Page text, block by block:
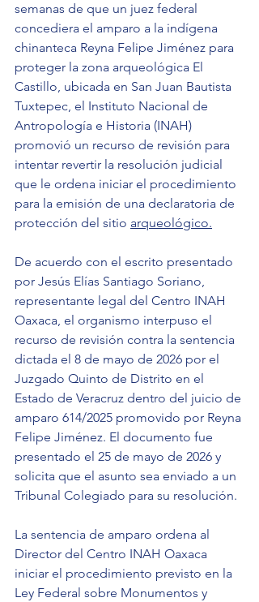
semanas de que un juez federal
concediera el amparo a la indígena
chinanteca Reyna Felipe Jiménez para
proteger la zona arqueológica El
Castillo, ubicada en San Juan Bautista
Tuxtepec, el Instituto Nacional de
Antropología e Historia (INAH)
promovió un recurso de revisión para
intentar revertir la resolución judicial
que le ordena iniciar el procedimiento
para la emisión de una declaratoria de
protección del sitio arqueológico.
De acuerdo con el escrito presentado
por Jesús Elías Santiago Soriano,
representante legal del Centro INAH
Oaxaca, el organismo interpuso el
recurso de revisión contra la sentencia
dictada el 8 de mayo de 2026 por el
Juzgado Quinto de Distrito en el
Estado de Veracruz dentro del juicio de
amparo 614/2025 promovido por Reyna
Felipe Jiménez. El documento fue
presentado el 25 de mayo de 2026 y
solicita que el asunto sea enviado a un
Tribunal Colegiado para su resolución.
La sentencia de amparo ordena al
Director del Centro INAH Oaxaca
iniciar el procedimiento previsto en la
Ley Federal sobre Monumentos y